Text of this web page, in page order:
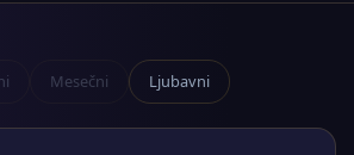
Mesečni Ljubavni